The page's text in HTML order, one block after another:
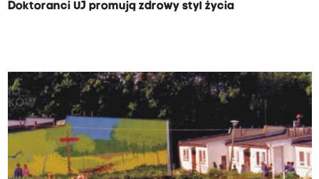
Doktoranci UJ promują zdrowy styl życia